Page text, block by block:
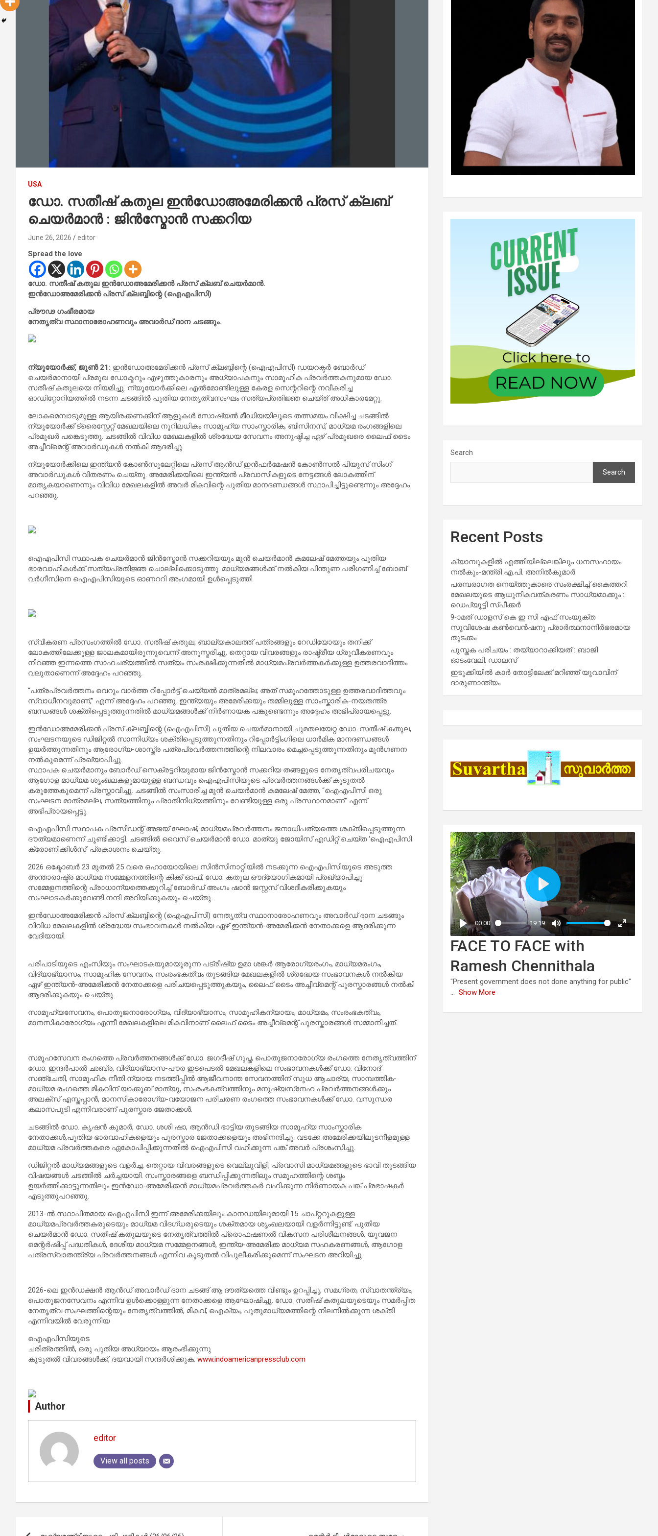
USA
ഡോ. സതീഷ് കതുല ഇൻഡോഅമേരിക്കൻ പ്രസ് ക്ലബ്
ചെയർമാൻ : ജിൻസ്മോൻ സക്കറിയ
June 26, 2026 editor
Spread the love
ഡോ. സതീഷ് കതുല ഇൻഡോഅമേരിക്കൻ പ്രസ് ക്ലബ് ചെയർമാൻ.
ഇൻഡോഅമേരിക്കൻ പ്രസ് ക്ലബ്ബിന്റെ (ഐഎപിസി)
പ്രൗഢ ഗംഭീരമായ
നേതൃത്വ സ്ഥാനാരോഹണവും അവാർഡ് ദാന ചടങ്ങും.
ന്യൂയോർക്ക്, ജൂൺ 21: ഇൻഡോഅമേരിക്കൻ പ്രസ് ക്ലബ്ബിന്റെ (ഐഎപിസി) ഡയറക്ടർ ബോർഡ്
ചെയർമാനായി പ്രമുഖ ഡോക്ടറും എഴുത്തുകാരനും അധ്യാപകനും സാമൂഹിക പ്രവർത്തകനുമായ ഡോ.
സതീഷ് കതുലയെ നിയമിച്ചു. ന്യൂയോർക്കിലെ എൽമോണ്ടിലുള്ള കേരള സെന്ററിന്റെ നവീകരിച്ച
ഓഡിറ്റോറിയത്തിൽ നടന്ന ചടങ്ങിൽ പുതിയ നേതൃത്വസംഘം സത്യപ്രതിജ്ഞ ചെയ്ത് അധികാരമേറ്റു.
ലോകമെമ്പാടുമുള്ള ആയിരക്കണക്കിന് ആളുകൾ സോഷ്യൽ മീഡിയയിലൂടെ തത്സമയം വീക്ഷിച്ച ചടങ്ങിൽ
ന്യൂയോർക്ക് ട്രൈസ്റ്റേറ്റ് മേഖലയിലെ നൂറിലധികം സാമൂഹ്യ സാംസ്കാരിക, ബിസിനസ്, മാധ്യമ രംഗങ്ങളിലെ
പ്രമുഖർ പങ്കെടുത്തു. ചടങ്ങിൽ വിവിധ മേഖലകളിൽ ശ്രദ്ധേയ സേവനം അനുഷ്ഠിച്ച ഏഴ് പ്രമുഖരെ ലൈഫ് ടൈം
അച്ചീവ്മെന്റ് അവാർഡുകൾ നൽകി ആദരിച്ചു.
ന്യൂയോർക്കിലെ ഇന്ത്യൻ കോൺസുലേറ്റിലെ പ്രസ് ആൻഡ് ഇൻഫർമേഷൻ കോൺസൽ പിയൂസ് സിംഗ്
അവാർഡുകൾ വിതരണം ചെയ്തു. അമേരിക്കയിലെ ഇന്ത്യൻ പ്രവാസികളുടെ നേട്ടങ്ങൾ ലോകത്തിന്
മാതൃകയാണെന്നും വിവിധ മേഖലകളിൽ അവർ മികവിന്റെ പുതിയ മാനദണ്ഡങ്ങൾ സ്ഥാപിച്ചിട്ടുണ്ടെന്നും അദ്ദേഹം
പറഞ്ഞു.
ഐഎപിസി സ്ഥാപക ചെയർമാൻ ജിൻസ്മോൻ സക്കറിയയും മുൻ ചെയർമാൻ കമലേഷ് മേത്തയും പുതിയ
ഭാരവാഹികൾക്ക് സത്യപ്രതിജ്ഞ ചൊല്ലിക്കൊടുത്തു. മാധ്യമങ്ങൾക്ക് നൽകിയ പിന്തുണ പരിഗണിച്ച് ബോബ്
വർഗീസിനെ ഐഎപിസിയുടെ ഓണററി അംഗമായി ഉൾപ്പെടുത്തി.
സ്വീകരണ പ്രസംഗത്തിൽ ഡോ. സതീഷ് കതുല, ബാല്യകാലത്ത് പത്രങ്ങളും റേഡിയോയും തനിക്ക്
ലോകത്തിലേക്കുള്ള ജാലകമായിരുന്നുവെന്ന് അനുസ്മരിച്ചു. തെറ്റായ വിവരങ്ങളും രാഷ്ട്രീയ ധ്രുവീകരണവും
നിറഞ്ഞ ഇന്നത്തെ സാഹചര്യത്തിൽ സത്യം സംരക്ഷിക്കുന്നതിൽ മാധ്യമപ്രവർത്തകർക്കുള്ള ഉത്തരവാദിത്തം
വലുതാണെന്ന് അദ്ദേഹം പറഞ്ഞു.
“പത്രപ്രവർത്തനം വെറും വാർത്ത റിപ്പോർട്ട് ചെയ്യൽ മാത്രമല്ല; അത് സമൂഹത്തോടുള്ള ഉത്തരവാദിത്തവും
സ്വാധീനവുമാണ്,” എന്ന് അദ്ദേഹം പറഞ്ഞു. ഇന്ത്യയും അമേരിക്കയും തമ്മിലുള്ള സാംസ്കാരിക-നയതന്ത്ര
ബന്ധങ്ങൾ ശക്തിപ്പെടുത്തുന്നതിൽ മാധ്യമങ്ങൾക്ക് നിർണായക പങ്കുണ്ടെന്നും അദ്ദേഹം അഭിപ്രായപ്പെട്ടു.
ഇൻഡോഅമേരിക്കൻ പ്രസ് ക്ലബ്ബിന്റെ (ഐഎപിസി) പുതിയ ചെയർമാനായി ചുമതലയേറ്റ ഡോ. സതീഷ് കതുല,
സംഘടനയുടെ ഡിജിറ്റൽ സാന്നിധ്യം ശക്തിപ്പെടുത്തുന്നതിനും റിപ്പോർട്ടിംഗിലെ ധാർമിക മാനദണ്ഡങ്ങൾ
ഉയർത്തുന്നതിനും ആരോഗ്യ-ശാസ്ത്ര പത്രപ്രവർത്തനത്തിന്റെ നിലവാരം മെച്ചപ്പെടുത്തുന്നതിനും മുൻഗണന
നൽകുമെന്ന് പ്രഖ്യാപിച്ചു.
സ്ഥാപക ചെയർമാനും ബോർഡ് സെക്രട്ടറിയുമായ ജിൻസ്മോൻ സക്കറിയ തങ്ങളുടെ നേതൃത്വപരിചയവും
ആഗോള മാധ്യമ ശൃംഖലകളുമായുള്ള ബന്ധവും ഐഎപിസിയുടെ പ്രവർത്തനങ്ങൾക്ക് കൂടുതൽ
കരുത്തേകുമെന്ന് പ്രസ്താവിച്ചു. ചടങ്ങിൽ സംസാരിച്ച മുൻ ചെയർമാൻ കമലേഷ് മേത്ത, “ഐഎപിസി ഒരു
സംഘടന മാത്രമല്ല, സത്യത്തിനും പ്രാതിനിധ്യത്തിനും വേണ്ടിയുള്ള ഒരു പ്രസ്ഥാനമാണ്” എന്ന്
അഭിപ്രായപ്പെട്ടു.
ഐഎപിസി സ്ഥാപക പ്രസിഡന്റ് അജയ് ഘോഷ്, മാധ്യമപ്രവർത്തനം ജനാധിപത്യത്തെ ശക്തിപ്പെടുത്തുന്ന
ദൗത്യമാണെന്ന് ചൂണ്ടിക്കാട്ടി. ചടങ്ങിൽ വൈസ് ചെയർമാൻ ഡോ. മാത്യു ജോയിസ് എഡിറ്റ് ചെയ്ത ‘ഐഎപിസി
ക്രോണിക്കിൾസ്’ പ്രകാശനം ചെയ്തു.
2026 ഒക്ടോബർ 23 മുതൽ 25 വരെ ഒഹായോയിലെ സിൻസിനാറ്റിയിൽ നടക്കുന്ന ഐഎപിസിയുടെ അടുത്ത
അന്താരാഷ്ട്ര മാധ്യമ സമ്മേളനത്തിന്റെ കിക്ക് ഓഫ്, ഡോ. കതുല ഔദ്യോഗികമായി പ്രഖ്യാപിച്ചു.
സമ്മേളനത്തിന്റെ പ്രാധാന്യത്തെക്കുറിച്ച് ബോർഡ് അംഗം ഷാൻ ജസ്റ്റസ് വിശദീകരിക്കുകയും
സംഘാടകർക്കുവേണ്ടി നന്ദി അറിയിക്കുകയും ചെയ്തു.
ഇൻഡോഅമേരിക്കൻ പ്രസ് ക്ലബ്ബിന്റെ (ഐഎപിസി) നേതൃത്വ സ്ഥാനാരോഹണവും അവാർഡ് ദാന ചടങ്ങും
വിവിധ മേഖലകളിൽ ശ്രദ്ധേയ സംഭാവനകൾ നൽകിയ ഏഴ് ഇന്ത്യൻ-അമേരിക്കൻ നേതാക്കളെ ആദരിക്കുന്ന
വേദിയായി.
പരിപാടിയുടെ എംസിയും സംഘാടകയുമായൂരുന്ന പട്രീഷ്യ ഉമാ ശങ്കർ ആരോഗ്യരംഗം, മാധ്യമരംഗം,
വിദ്യാഭ്യാസം, സാമൂഹിക സേവനം, സംരംഭകത്വം തുടങ്ങിയ മേഖലകളിൽ ശ്രദ്ധേയ സംഭാവനകൾ നൽകിയ
ഏഴ് ഇന്ത്യൻ-അമേരിക്കൻ നേതാക്കളെ പരിചയപ്പെടുത്തുകയും, ലൈഫ് ടൈം അച്ചീവ്മെന്റ് പുരസ്കാരങ്ങൾ നൽകി
ആദരിക്കുകയും ചെയ്തു.
സാമൂഹ്യസേവനം, പൊതുജനാരോഗ്യം, വിദ്യാഭ്യാസം, സാമൂഹികന്യായം, മാധ്യമം, സംരംഭകത്വം,
മാനസികാരോഗ്യം എന്നീ മേഖലകളിലെ മികവിനാണ് ലൈഫ് ടൈം അച്ചീവ്മെന്റ് പുരസ്കാരങ്ങൾ സമ്മാനിച്ചത്.
സമൂഹസേവന രംഗത്തെ പ്രവർത്തനങ്ങൾക്ക് ഡോ. ജഗദീഷ് ഗുപ്ത, പൊതുജനാരോഗ്യ രംഗത്തെ നേതൃത്വത്തിന്
ഡോ. ഇന്ദർപാൽ ഛബ്ര, വിദ്യാഭ്യാസ-പൗര ഇടപെടൽ മേഖലകളിലെ സംഭാവനകൾക്ക് ഡോ. വിനോദ്
സഞ്ചേതി, സാമൂഹിക നീതി ന്യായ നടത്തിപ്പിൽ ആജീവനാന്ത സേവനത്തിന് സുധ ആചാര്യ, സാമ്പത്തിക-
മാധ്യമ രംഗത്തെ മികവിന് യാക്കൂബ് മാത്യു, സംരംഭകത്വത്തിനും മനുഷ്യസ്‌നേഹ പ്രവർത്തനങ്ങൾക്കും
അലക്സ് എസ്തപ്പാൻ, മാനസികാരോഗ്യ-വയോജന പരിചരണ രംഗത്തെ സംഭാവനകൾക്ക് ഡോ. വസുന്ധര
കലാസപുടി എന്നിവരാണ് പുരസ്കാര ജേതാക്കൾ.
ചടങ്ങിൽ ഡോ. കൃഷൻ കുമാർ, ഡോ. ശശി ഷാ, ആൻഡി ഭാട്ടിയ തുടങ്ങിയ സാമൂഹ്യ സാംസ്കാരിക
നേതാക്കൾ,പുതിയ ഭാരവാഹികളെയും പുരസ്കാര ജേതാക്കളെയും അഭിനന്ദിച്ചു. വടക്കേ അമേരിക്കയിലുടനീളമുള്ള
മാധ്യമ പ്രവർത്തകരെ ഏകോപിപ്പിക്കുന്നതിൽ ഐഎപിസി വഹിക്കുന്ന പങ്ക് അവർ പ്രശംസിച്ചു.
ഡിജിറ്റൽ മാധ്യമങ്ങളുടെ വളർച്ച, തെറ്റായ വിവരങ്ങളുടെ വെല്ലുവിളി, പ്രവാസി മാധ്യമങ്ങളുടെ ഭാവി തുടങ്ങിയ
വിഷയങ്ങൾ ചടങ്ങിൽ ചർച്ചയായി. സംസ്കാരങ്ങളെ ബന്ധിപ്പിക്കുന്നതിലും സമൂഹത്തിന്റെ ശബ്ദം
ഉയർത്തിക്കാട്ടുന്നതിലും ഇൻഡോ-അമേരിക്കൻ മാധ്യമപ്രവർത്തകർ വഹിക്കുന്ന നിർണായക പങ്ക് പ്രഭാഷകർ
എടുത്തുപറഞ്ഞു.
2013-ൽ സ്ഥാപിതമായ ഐഎപിസി ഇന്ന് അമേരിക്കയിലും കാനഡയിലുമായി 15 ചാപ്റ്ററുകളുള്ള
മാധ്യമപ്രവർത്തകരുടെയും മാധ്യമ വിദഗ്ധരുടെയും ശക്തമായ ശൃംഖലയായി വളർന്നിട്ടുണ്ട്. പുതിയ
ചെയർമാൻ ഡോ. സതീഷ് കതുലയുടെ നേതൃത്വത്തിൽ പ്രൊഫഷണൽ വികസന പരിശീലനങ്ങൾ, യുവജന
മെന്റർഷിപ്പ് പദ്ധതികൾ, ദേശീയ മാധ്യമ സമ്മേളനങ്ങൾ, ഇന്ത്യ-അമേരിക്ക മാധ്യമ സഹകരണങ്ങൾ, ആഗോള
പത്രസ്വാതന്ത്ര്യ പ്രവർത്തനങ്ങൾ എന്നിവ കൂടുതൽ വിപുലീകരിക്കുമെന്ന് സംഘടന അറിയിച്ചു.
2026-ലെ ഇൻഡക്ഷൻ ആൻഡ് അവാർഡ് ദാന ചടങ്ങ് ആ ദൗത്യത്തെ വീണ്ടും ഉറപ്പിച്ചു, സമഗ്രത, സ്വാതന്ത്ര്യം,
പൊതുജനസേവനം എന്നിവ ഉൾക്കൊള്ളുന്ന നേതാക്കളെ ആഘോഷിച്ചു. ഡോ. സതീഷ് കതുലയുടെയും സമർപ്പിത
നേതൃത്വ സംഘത്തിന്റെയും നേതൃത്വത്തിൽ, മികവ്, ഐക്യം, പുതുമാധ്യമത്തിന്റെ നിലനിൽക്കുന്ന ശക്തി
എന്നിവയിൽ വേരൂന്നിയ
ഐഎപിസിയുടെ
ചരിത്രത്തിൽ, ഒരു പുതിയ അധ്യായം ആരംഭിക്കുന്നു
കൂടുതൽ വിവരങ്ങൾക്ക്, ദയവായി സന്ദർശിക്കുക: www.indoamericanpressclub.com
Author
editor
View all posts
Search
Search
Recent Posts
ക്യാമ്പുകളിൽ എത്തിയില്ലെങ്കിലും ധനസഹായം
നൽകും-മന്ത്രി എ.പി. അനിൽകുമാർ
പരമ്പരാഗത നെയ്ത്തുകാരെ സംരക്ഷിച്ച് കൈത്തറി
മേഖലയുടെ ആധുനികവത്കരണം സാധ്യമാക്കും :
ഡെപ്യൂട്ടി സ്പീക്കർ
9-ാമത് ഡാളസ് കെ ഇ സി എഫ് സംയുക്ത
സുവിശേഷ കൺവെൻഷനു പ്രാർത്ഥനാനിർഭരമായ
തുടക്കം
പുസ്തക പരിചയം : തയ്യാറാക്കിയത് : ബാജി
ഓടംവേലി, ഡാലസ്
ഇടുക്കിയിൽ കാർ തോട്ടിലേക്ക് മറിഞ്ഞ് യുവാവിന്
ദാരുണാന്ത്യം
FACE TO FACE with
Ramesh Chennithala
"Present government does not done anything for public"
... Show More